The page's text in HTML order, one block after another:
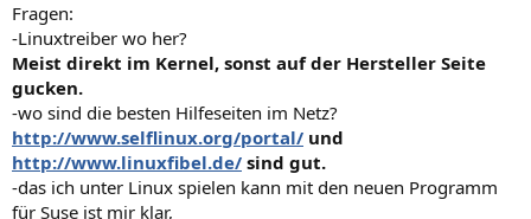
Fragen:
-Linuxtreiber wo her?
Meist direkt im Kernel, sonst auf der Hersteller Seite
gucken.
-wo sind die besten Hilfeseiten im Netz?
http://www.selflinux.org/portal/ und
http://www.linuxfibel.de/ sind gut.
-das ich unter Linux spielen kann mit den neuen Programm
für Suse ist mir klar,